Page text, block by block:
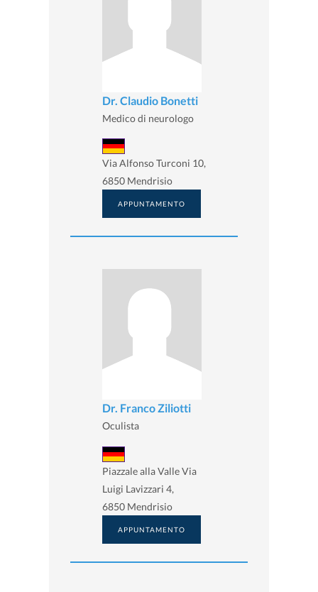
Dr. Claudio Bonetti
Medico di neurologo
Via Alfonso Turconi 10,
6850 Mendrisio
APPUNTAMENTO
Dr. Franco Ziliotti
Oculista
Piazzale alla Valle Via
Luigi Lavizzari 4,
6850 Mendrisio
APPUNTAMENTO